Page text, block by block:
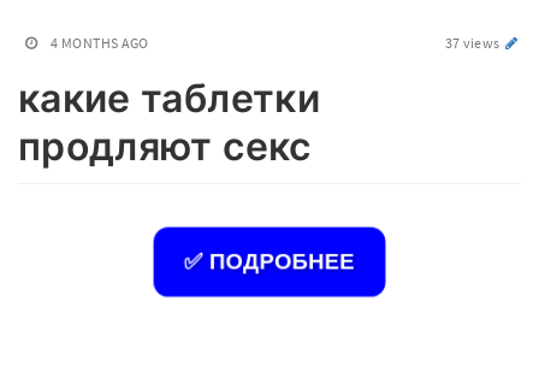
4 MONTHS AGO 37 views
какие таблетки
продляют секс
✅ ПОДРОБНЕЕ